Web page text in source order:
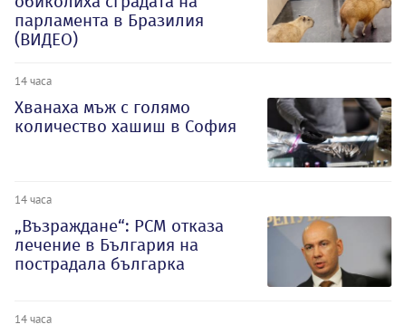
парламента в Бразилия
(ВИДЕО)
14 часа
Хванаха мъж с голямо
количество хашиш в София
14 часа
„Възраждане“: РСМ отказа
лечение в България на
пострадала българка
14 часа